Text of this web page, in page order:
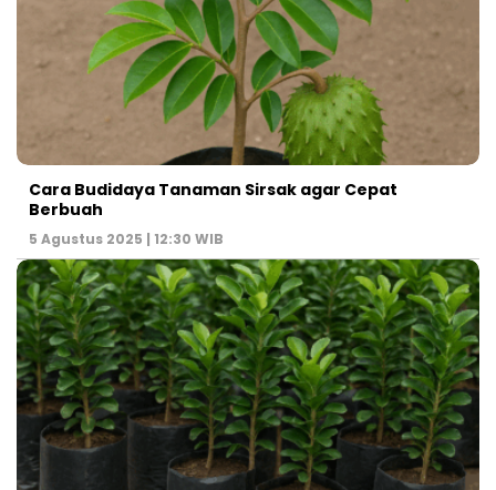
Cara Budidaya Tanaman Sirsak agar Cepat
Berbuah
5 Agustus 2025 | 12:30 WIB